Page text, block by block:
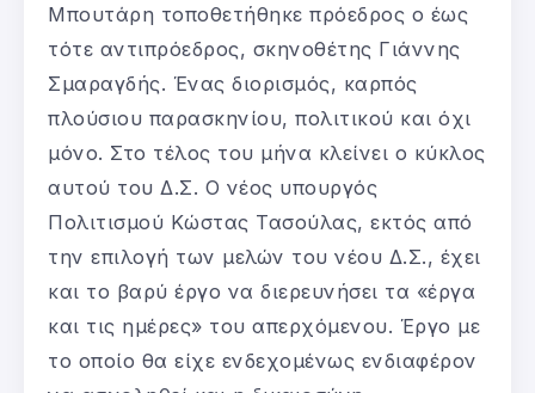
Μπουτάρη τοποθετήθηκε πρόεδρος ο έως
τότε αντιπρόεδρος, σκηνοθέτης Γιάννης
Σμαραγδής. Ένας διορισμός, καρπός
πλούσιου παρασκηνίου, πολιτικού και όχι
μόνο. Στο τέλος του μήνα κλείνει ο κύκλος
αυτού του Δ.Σ. Ο νέος υπουργός
Πολιτισμού Κώστας Τασούλας, εκτός από
την επιλογή των μελών του νέου Δ.Σ., έχει
και το βαρύ έργο να διερευνήσει τα «έργα
και τις ημέρες» του απερχόμενου. Έργο με
το οποίο θα είχε ενδεχομένως ενδιαφέρον